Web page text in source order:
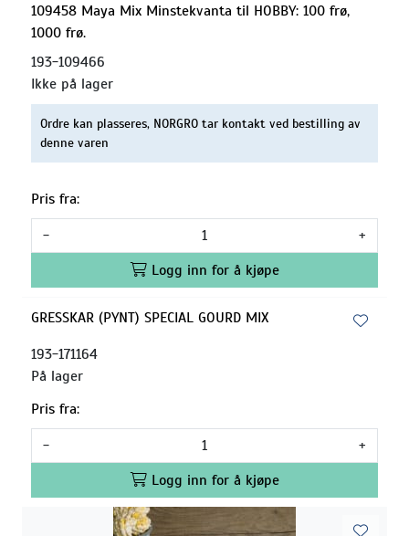
109458 Maya Mix Minstekvanta til HOBBY: 100 frø,
1000 frø.
193-109466
Ikke på lager
Ordre kan plasseres, NORGRO tar kontakt ved bestilling av
denne varen
Pris fra:
-
+
Logg inn for å kjøpe
GRESSKAR (PYNT) SPECIAL GOURD MIX
193-171164
På lager
Pris fra:
-
+
Logg inn for å kjøpe